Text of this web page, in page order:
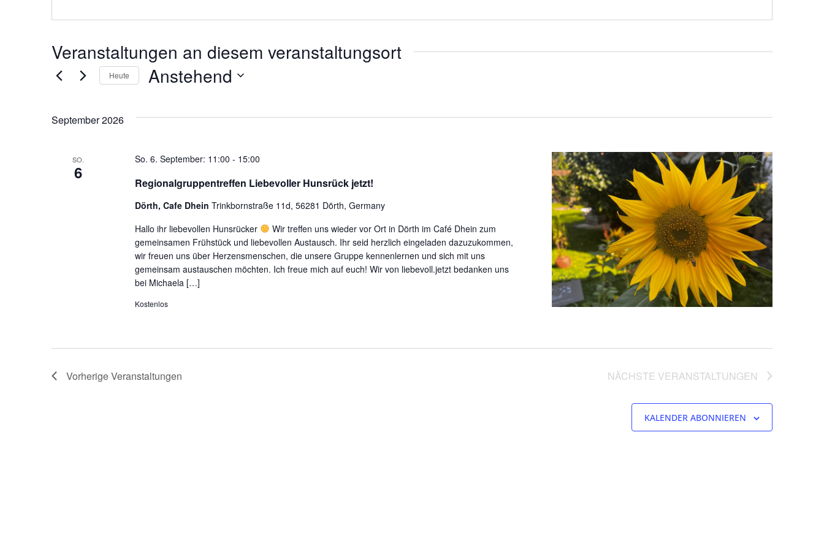
Veranstaltungen an diesem veranstaltungsort
Heute Anstehend
September 2026
SO.
6
Regionalgruppentreffen Liebevoller Hunsrück jetzt!
So. 6. September: 11:00 - 15:00
Dörth, Cafe Dhein Trinkbornstraße 11d, 56281 Dörth, Germany
Hallo ihr liebevollen Hunsrücker
Wir treffen uns wieder vor Ort in Dörth im Café Dhein zum
gemeinsamen Frühstück und liebevollen Austausch. Ihr seid herzlich eingeladen dazuzukommen,
wir freuen uns über Herzensmenschen, die unsere Gruppe kennenlernen und sich mit uns
gemeinsam austauschen möchten. Ich freue mich auf euch! Wir von liebevoll.jetzt bedanken uns
bei Michaela […]
Kostenlos
VorherigeVeranstaltungen NÄCHSTE VERANSTALTUNGEN
KALENDER ABONNIEREN